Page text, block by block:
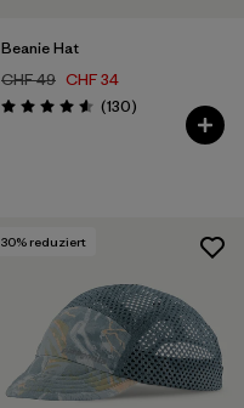
Beanie Hat
CHF 49 CHF 34
Bewertung: 4.6 / 5
(130Rezensionen
)
30% reduziert